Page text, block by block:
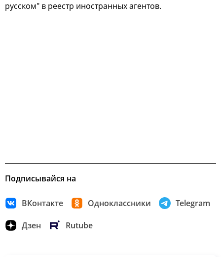
русском" в реестр иностранных агентов.
Подписывайся на
ВКонтакте Одноклассники Telegram
Дзен Rutube